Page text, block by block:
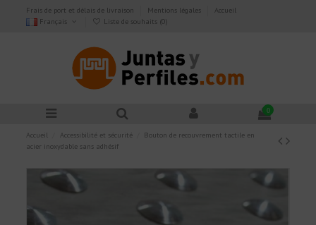
Frais de port et délais de livraison Mentions légales
Accueil
Français
Liste de souhaits (0)
0
Accueil Accessibilité et sécurité
Bouton de recouvrement tactile en
acier inoxydable sans adhésif